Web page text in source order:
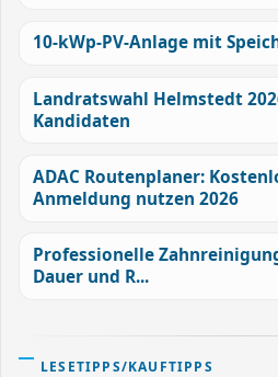
10-kWp-PV-Anlage mit
Landratswahl Helmstedt
Kandidaten
ADAC Routenplaner:
Anmeldung nutzen 2026
Professionelle
Dauer und R...
LESETIPPS/KAUFTIPPS